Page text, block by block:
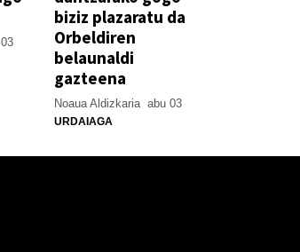
biziz plazaratu da
Orbeldiren
belaunaldi
gazteena
Noaua Aldizkaria abu 03
URDAIAGA